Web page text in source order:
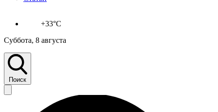
+33°C
Суббота, 8 августа
Поиск